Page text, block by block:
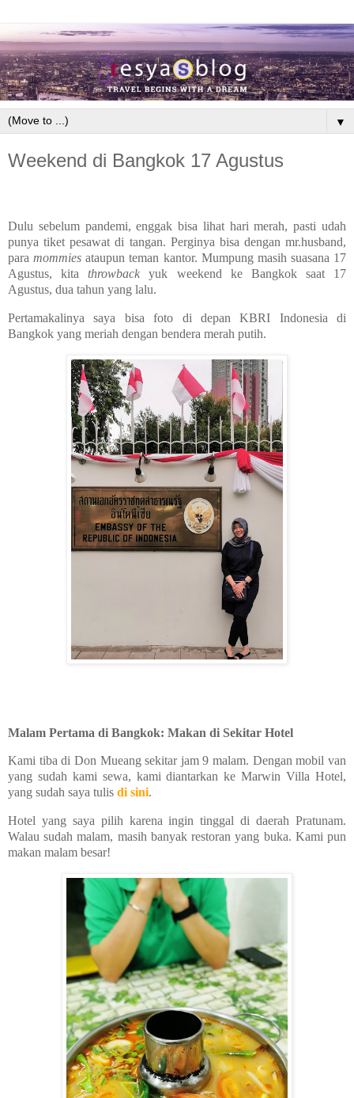
▼
Weekend di Bangkok 17 Agustus
Dulu sebelum pandemi, enggak bisa lihat hari merah, pasti udah
punya tiket pesawat di tangan. Perginya bisa dengan mr.husband,
paramommies ataupun teman kantor. Mumpung masih suasana 17
Agustus, kitathrowback yuk weekend ke Bangkok saat 17
Agustus, dua tahun yang lalu.
Pertamakalinya saya bisa foto di depan KBRI Indonesia di
Bangkok yang meriah dengan bendera merah putih.
Malam Pertama di Bangkok: Makan di Sekitar Hotel
Kami tiba di Don Mueang sekitar jam 9 malam. Dengan mobil van
yang sudah kami sewa, kami diantarkan ke Marwin Villa Hotel,
yang sudah saya tulis di sini.
Hotel yang saya pilih karena ingin tinggal di daerah Pratunam.
Walau sudah malam, masih banyak restoran yang buka. Kami pun
makan malam besar!